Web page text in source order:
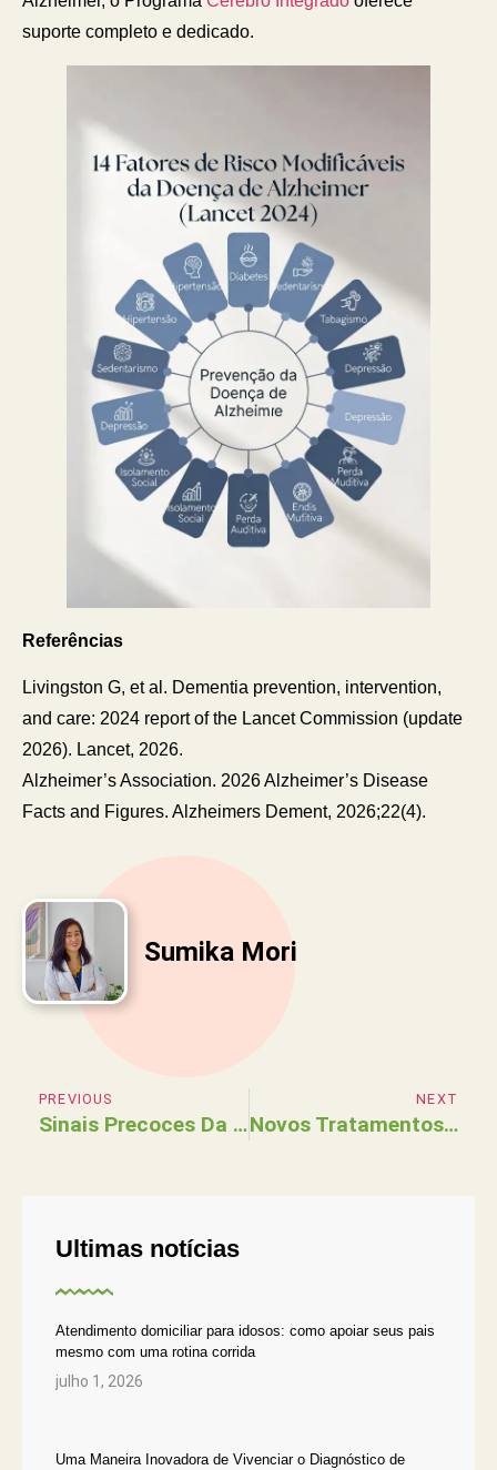
suporte completo e dedicado.
Referências
Livingston G, et al. Dementia prevention, intervention,
and care: 2024 report of the Lancet Commission (update
2026). Lancet, 2026.
Alzheimer’s Association. 2026 Alzheimer’s Disease
Facts and Figures. Alzheimers Dement, 2026;22(4).
Sumika Mori
PREVIOUS
Sinais Precoces Da Doença De Alzheimer: Reconhecendo As Mudanças Com Atenção E Cuidado.
NEXT
Novos Tratamentos Para Doença De Alzheimer Em 2026: Avanços Reais E Perspectivas Que Geram Esperança.
Ultimas notícias
Atendimento domiciliar para idosos: como apoiar seus pais
mesmo com uma rotina corrida
julho 1, 2026
Uma Maneira Inovadora de Vivenciar o Diagnóstico de